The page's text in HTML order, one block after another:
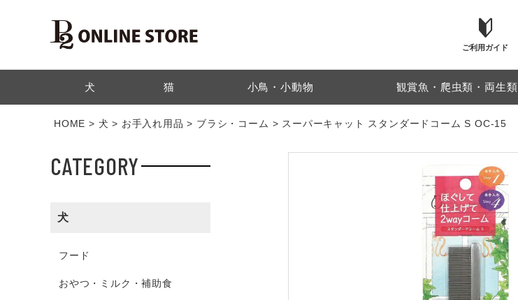
ご利用ガイド
検索
犬 猫 小鳥・小動物 観賞魚・爬虫類・両生類
HOME 犬 お手入れ用品 ブラシ・コーム スーパーキャット スタンダードコーム S OC-15
CATEGORY
犬
フード
おやつ・ミルク・補助食